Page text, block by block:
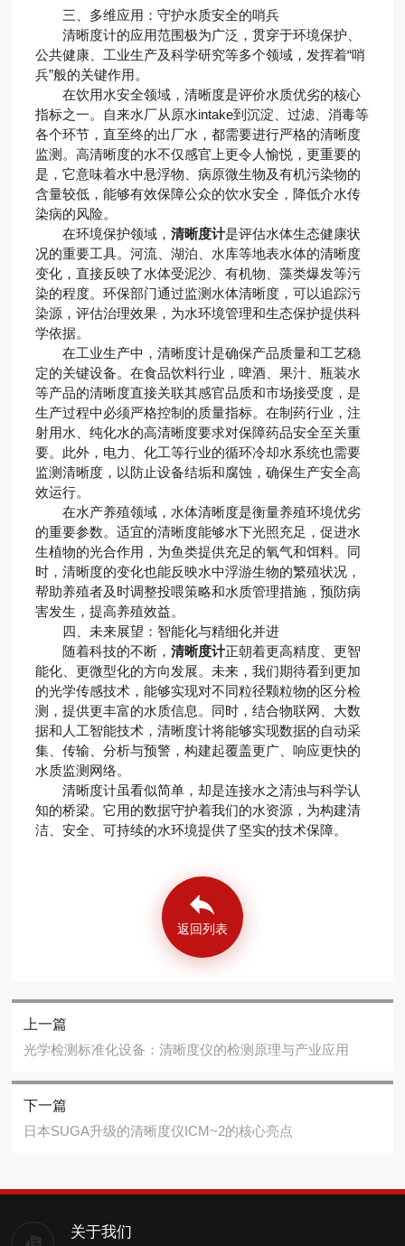
三、多维应用：守护水质安全的哨兵
清晰度计的应用范围极为广泛，贯穿于环境保护、
公共健康、工业生产及科学研究等多个领域，发挥着“哨
兵”般的关键作用。
在饮用水安全领域，清晰度是评价水质优劣的核心
指标之一。自来水厂从原水intake到沉淀、过滤、消毒等
各个环节，直至终的出厂水，都需要进行严格的清晰度
监测。高清晰度的水不仅感官上更令人愉悦，更重要的
是，它意味着水中悬浮物、病原微生物及有机污染物的
含量较低，能够有效保障公众的饮水安全，降低介水传
染病的风险。
在环境保护领域， 清晰度计是评估水体生态健康状
况的重要工具。河流、湖泊、水库等地表水体的清晰度
变化，直接反映了水体受泥沙、有机物、藻类爆发等污
染的程度。环保部门通过监测水体清晰度，可以追踪污
染源，评估治理效果，为水环境管理和生态保护提供科
学依据。
在工业生产中，清晰度计是确保产品质量和工艺稳
定的关键设备。在食品饮料行业，啤酒、果汁、瓶装水
等产品的清晰度直接关联其感官品质和市场接受度，是
生产过程中必须严格控制的质量指标。在制药行业，注
射用水、纯化水的高清晰度要求对保障药品安全至关重
要。此外，电力、化工等行业的循环冷却水系统也需要
监测清晰度，以防止设备结垢和腐蚀，确保生产安全高
效运行。
在水产养殖领域，水体清晰度是衡量养殖环境优劣
的重要参数。适宜的清晰度能够水下光照充足，促进水
生植物的光合作用，为鱼类提供充足的氧气和饵料。同
时，清晰度的变化也能反映水中浮游生物的繁殖状况，
帮助养殖者及时调整投喂策略和水质管理措施，预防病
害发生，提高养殖效益。
四、未来展望：智能化与精细化并进
随着科技的不断， 清晰度计正朝着更高精度、更智
能化、更微型化的方向发展。未来，我们期待看到更加
的光学传感技术，能够实现对不同粒径颗粒物的区分检
测，提供更丰富的水质信息。同时，结合物联网、大数
据和人工智能技术，清晰度计将能够实现数据的自动采
集、传输、分析与预警，构建起覆盖更广、响应更快的
水质监测网络。
清晰度计虽看似简单，却是连接水之清浊与科学认
知的桥梁。它用的数据守护着我们的水资源，为构建清
洁、安全、可持续的水环境提供了坚实的技术保障。
返回列表
上一篇
光学检测标准化设备：清晰度仪的检测原理与产业应用
下一篇
日本SUGA升级的清晰度仪ICM~2的核心亮点
关于我们